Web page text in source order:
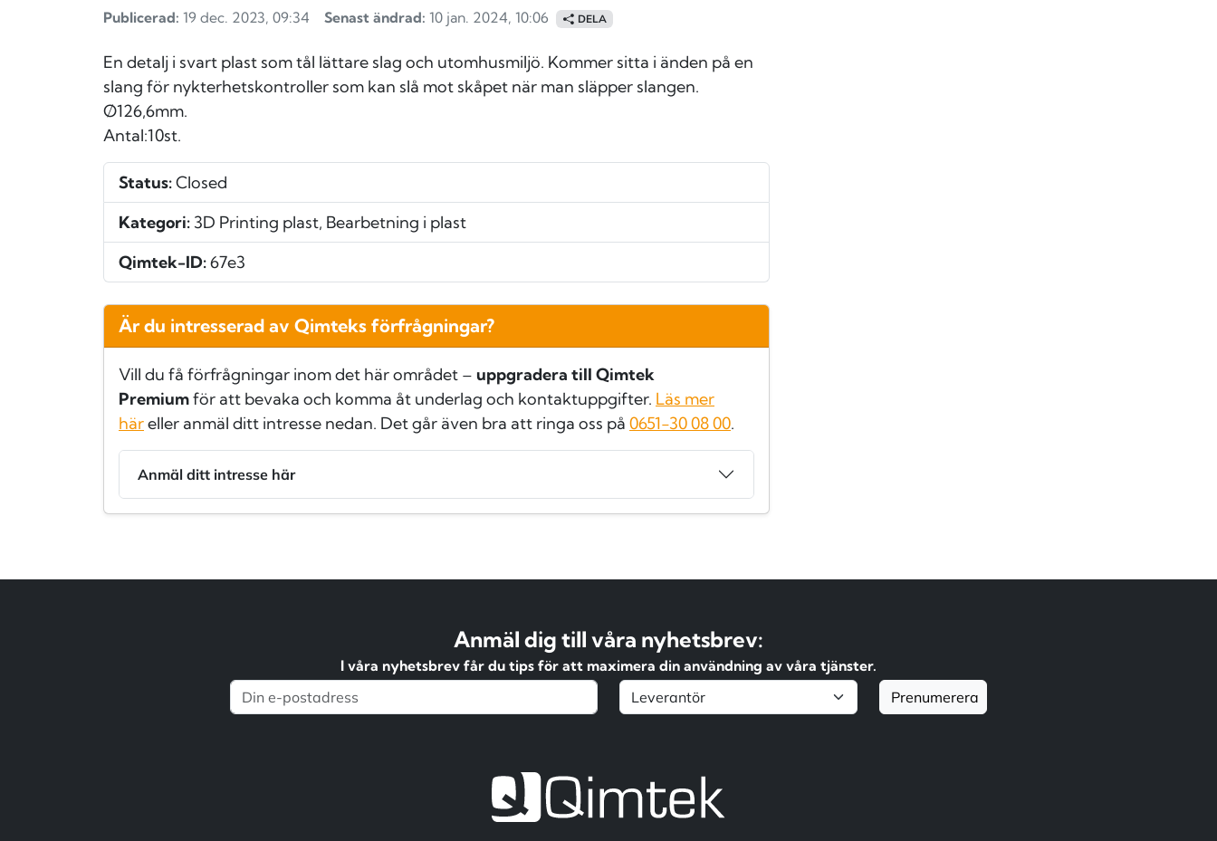
Publicerad: 19 dec. 2023, 09:34 Senast ändrad: 10 jan. 2024, 10:06 DELA
En detalj i svart plast som tål lättare slag och utomhusmiljö. Kommer sitta i änden på en
slang för nykterhetskontroller som kan slå mot skåpet när man släpper slangen.
Ø126,6mm.
Antal:10st.
Status:Closed
Kategori: 3D Printing plast, Bearbetning i plast
Qimtek-ID:67e3
Är du intresserad av Qimteks förfrågningar?
Vill du få förfrågningar inom det här området – uppgradera till Qimtek
Premiumför att bevaka och komma åt underlag och kontaktuppgifter. Läs mer
häreller anmäl ditt intresse nedan. Det går även bra att ringa oss på 0651-30 08 00.
Anmäl ditt intresse här
Anmäl dig till våra nyhetsbrev:
I våra nyhetsbrev får du tips för att maximera din användning av våra tjänster.
Prenumerera